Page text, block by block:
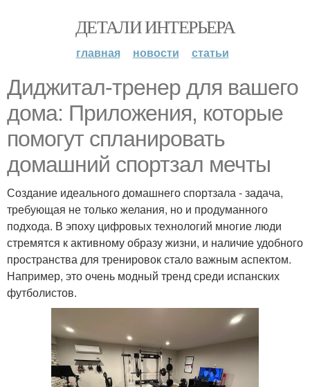
ДЕТАЛИ ИНТЕРЬЕРА
главная новости статьи
Диджитал-тренер для вашего
дома: Приложения, которые
помогут спланировать
домашний спортзал мечты
Создание идеального домашнего спортзала - задача,
требующая не только желания, но и продуманного
подхода. В эпоху цифровых технологий многие люди
стремятся к активному образу жизни, и наличие удобного
пространства для тренировок стало важным аспектом.
Например, это очень модный тренд среди испанских
футболистов.